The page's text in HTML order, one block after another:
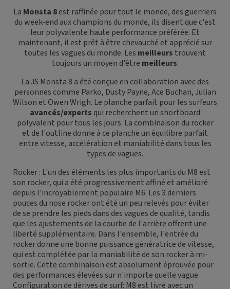
La Monsta 8est raffinée pour tout le monde, des guerriers
du week-end aux champions du monde, ils disent que c'est
leur polyvalente haute performance préférée. Et
maintenant, il est prêt à être chevauché et apprécié sur
toutes les vagues du monde. Les meilleurs trouvent
toujours un moyen d'être meilleurs.
La JS Monsta 8 a été conçue en collaboration avec des
personnes comme Parko, Dusty Payne, Ace Buchan, Julian
Wilson et Owen Wrigh. Le planche parfait pour les surfeurs
avancés/experts qui recherchent un shortboard
polyvalent pour tous les jours. La combinaison du rocker
et de l'outline donne à ce planche un équilibre parfait
entre vitesse, accélération et maniabilité dans tous les
types de vagues.
Rocker : L'un des éléments les plus importants du M8 est
son rocker, qui a été progressivement affiné et amélioré
depuis l'incroyablement populaire M6. Les 3 derniers
pouces du nose rocker ont été un peu relevés pour éviter
de se prendre les pieds dans des vagues de qualité, tandis
que les ajustements de la courbe de l'arrière offrent une
liberté supplémentaire. Dans l'ensemble, l'entrée du
rocker donne une bonne puissance génératrice de vitesse,
qui est complétée par la maniabilité de son rocker à mi-
sortie. Cette combinaison est absolument éprouvée pour
des performances élevées sur n'importe quelle vague.
Configuration de dérives de surf: M8 est livré avec un